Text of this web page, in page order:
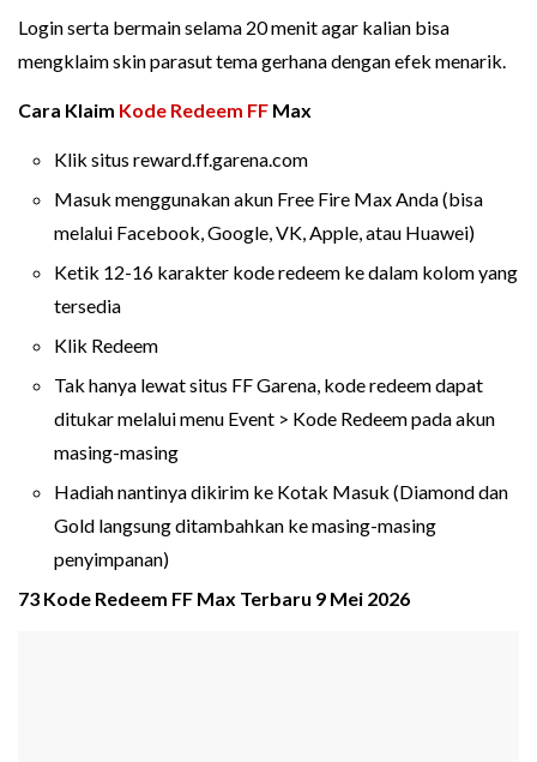
Login serta bermain selama 20 menit agar kalian bisa
mengklaim skin parasut tema gerhana dengan efek menarik.
Cara Klaim Kode Redeem FF Max
Klik situs reward.ff.garena.com
Masuk menggunakan akun Free Fire Max Anda (bisa
melalui Facebook, Google, VK, Apple, atau Huawei)
Ketik 12-16 karakter kode redeem ke dalam kolom yang
tersedia
Klik Redeem
Tak hanya lewat situs FF Garena, kode redeem dapat
ditukar melalui menu Event > Kode Redeem pada akun
masing-masing
Hadiah nantinya dikirim ke Kotak Masuk (Diamond dan
Gold langsung ditambahkan ke masing-masing
penyimpanan)
73 Kode Redeem FF Max Terbaru 9 Mei 2026